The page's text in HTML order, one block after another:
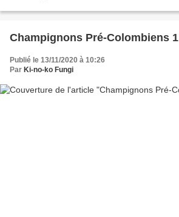
Champignons Pré-Colombiens 1
Publié le 13/11/2020 à 10:26
Par Ki-no-ko Fungi